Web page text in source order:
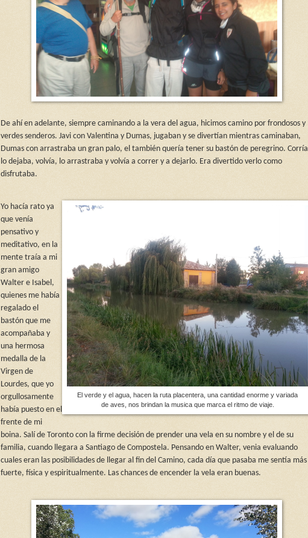
De ahí en adelante, siempre caminando a la vera del agua, hicimos camino por frondosos y
verdes senderos. Javi con Valentina y Dumas, jugaban y se divertían mientras caminaban,
Dumas con arrastraba un gran palo, el también quería tener su bastón de peregrino. Corría
lo dejaba, volvía, lo arrastraba y volvía a correr y a dejarlo. Era divertido verlo como
disfrutaba.
El verde y el agua, hacen la ruta placentera, una cantidad enorme y variada
de aves, nos brindan la musica que marca el ritmo de viaje.
Yo hacía rato ya
que venía
pensativo y
meditativo, en la
mente traía a mi
gran amigo
Walter e Isabel,
quienes me había
regalado el
bastón que me
acompañaba y
una hermosa
medalla de la
Virgen de
Lourdes, que yo
orgullosamente
había puesto en el
frente de mi
boina. Salí de Toronto con la firme decisión de prender una vela en su nombre y el de su
familia, cuando llegara a Santiago de Compostela. Pensando en Walter, venia evaluando
cuales eran las posibilidades de llegar al fin del Camino, cada día que pasaba me sentía más
fuerte, física y espiritualmente. Las chances de encender la vela eran buenas.